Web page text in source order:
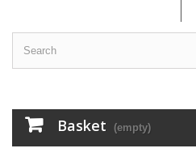
Basket (empty)